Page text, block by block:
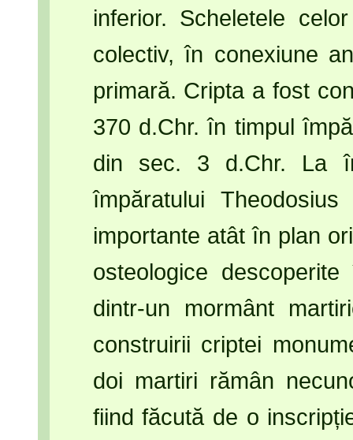
inferior. Scheletele
colectiv, în conexiune
primară. Cripta a fost
370 d.Chr. în timpul
din sec. 3 d.Chr. La
împăratului
importante atât în plan
osteologice
dintr-un mormânt
construirii criptei
doi martiri rămân
fiind făcută de o